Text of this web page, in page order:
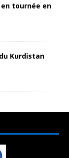
tournée en
Kurdistan